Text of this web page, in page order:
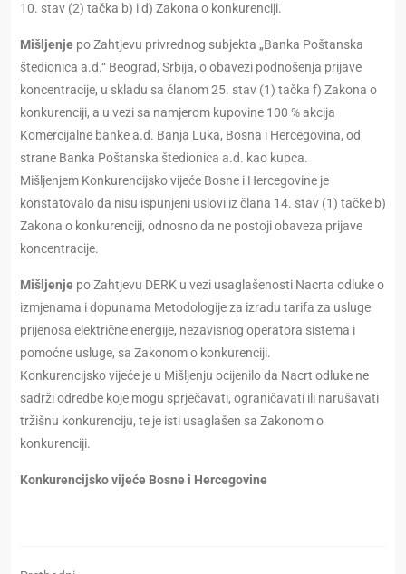
10. stav (2) tačka b) i d) Zakona o konkurenciji.
Mišljenje po Zahtjevu privrednog subjekta „Banka Poštanska
štedionica a.d.“ Beograd, Srbija, o obavezi podnošenja prijave
koncentracije, u skladu sa članom 25. stav (1) tačka f) Zakona o
konkurenciji, a u vezi sa namjerom kupovine 100 % akcija
Komercijalne banke a.d. Banja Luka, Bosna i Hercegovina, od
strane Banka Poštanska štedionica a.d. kao kupca.
Mišljenjem Konkurencijsko vijeće Bosne i Hercegovine je
konstatovalo da nisu ispunjeni uslovi iz člana 14. stav (1) tačke b)
Zakona o konkurenciji, odnosno da ne postoji obaveza prijave
koncentracije.
Mišljenje po Zahtjevu DERK u vezi usaglašenosti Nacrta odluke o
izmjenama i dopunama Metodologije za izradu tarifa za usluge
prijenosa električne energije, nezavisnog operatora sistema i
pomoćne usluge, sa Zakonom o konkurenciji.
Konkurencijsko vijeće je u Mišljenju ocijenilo da Nacrt odluke ne
sadrži odredbe koje mogu sprječavati, ograničavati ili narušavati
tržišnu konkurenciju, te je isti usaglašen sa Zakonom o
konkurenciji.
Konkurencijsko vijeće Bosne i Hercegovine